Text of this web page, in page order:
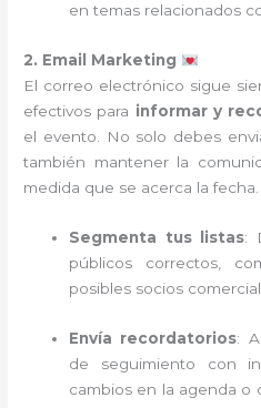
en temas relacionados
2. Email Marketing
El correo electrónico sigue
efectivos para informar y
el evento. No solo debes
también mantener la
medida que se acerca la fecha.
Segmenta tus listas:
públicos correctos,
posibles socios
Envía recordatorios:
de seguimiento con
cambios en la agenda o